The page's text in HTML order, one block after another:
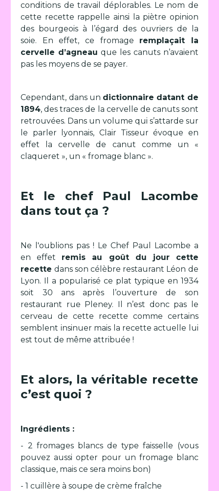
conditions de travail déplorables. Le nom de
cette recette rappelle ainsi la piètre opinion
des bourgeois à l’égard des ouvriers de la
soie. En effet, ce fromage remplaçait la
cervelle d’agneau que les canuts n’avaient
pas les moyens de se payer.
Cependant, dans un dictionnaire datant de
1894, des traces de la cervelle de canuts sont
retrouvées. Dans un volume qui s’attarde sur
le parler lyonnais, Clair Tisseur évoque en
effet la cervelle de canut comme un «
claqueret », un « fromage blanc ».
Et le chef Paul Lacombe
dans tout ça ?
Ne l'oublions pas ! Le Chef Paul Lacombe a
en effet remis au goût du jour cette
recette dans son célèbre restaurant Léon de
Lyon. Il a popularisé ce plat typique en 1934
soit 30 ans après l’ouverture de son
restaurant rue Pleney. Il n’est donc pas le
cerveau de cette recette comme certains
semblent insinuer mais la recette actuelle lui
est tout de même attribuée !
Et alors, la véritable recette
c’est quoi ?
Ingrédients :
- 2 fromages blancs de type faisselle (vous
pouvez aussi opter pour un fromage blanc
classique, mais ce sera moins bon)
- 1 cuillère à soupe de crème fraîche